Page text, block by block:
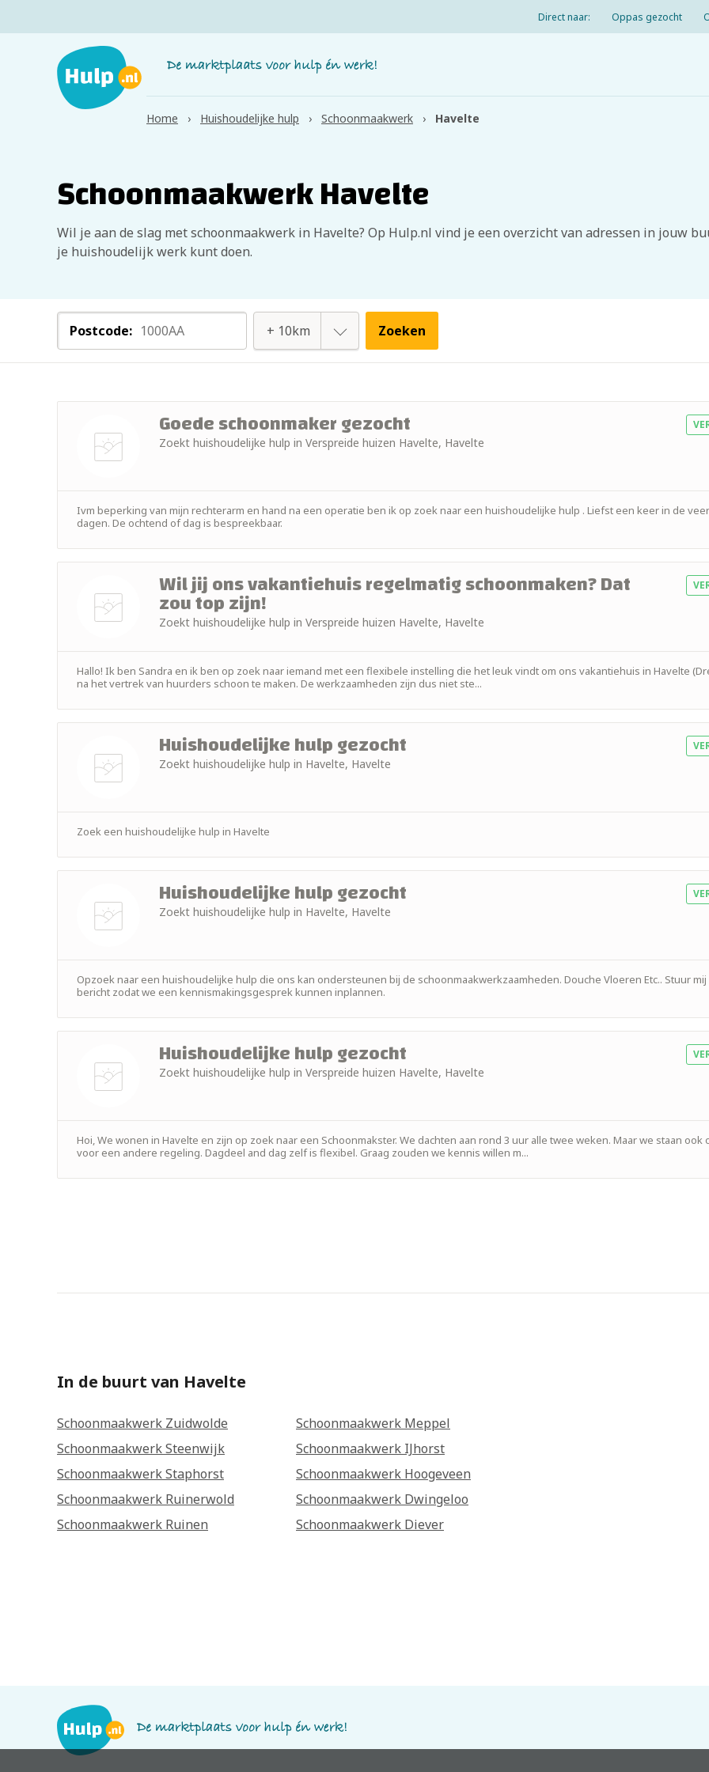
Direct naar: Oppas gezocht
Home Huishoudelijke hulp Schoonmaakwerk Havelte
Schoonmaakwerk Havelte
Wil je aan de slag met schoonmaakwerk in Havelte? Op Hulp.nl vind je een overzicht van adressen in jouw
je huishoudelijk werk kunt doen.
Postcode
+ 2km
+ 5km
+ 10km
+ 25km
+ 50km
Zoeken
Goede schoonmaker gezocht
Zoekt huishoudelijke hulp in Verspreide huizen Havelte, Havelte
Ivm beperking van mijn rechterarm en hand na een operatie ben ik op zoek naar een huishoudelijke hulp . Liefst een keer in de
dagen. De ochtend of dag is bespreekbaar.
Wil jij ons vakantiehuis regelmatig schoonmaken? Dat
zou top zijn!
Zoekt huishoudelijke hulp in Verspreide huizen Havelte, Havelte
Hallo! Ik ben Sandra en ik ben op zoek naar iemand met een flexibele instelling die het leuk vindt om ons vakantiehuis in Havelte
na het vertrek van huurders schoon te maken. De werkzaamheden zijn dus niet ste...
Huishoudelijke hulp gezocht
Zoekt huishoudelijke hulp in Havelte, Havelte
Zoek een huishoudelijke hulp in Havelte
Huishoudelijke hulp gezocht
Zoekt huishoudelijke hulp in Havelte, Havelte
Opzoek naar een huishoudelijke hulp die ons kan ondersteunen bij de schoonmaakwerkzaamheden. Douche Vloeren Etc.. Stuur
bericht zodat we een kennismakingsgesprek kunnen inplannen.
Huishoudelijke hulp gezocht
Zoekt huishoudelijke hulp in Verspreide huizen Havelte, Havelte
Hoi, We wonen in Havelte en zijn op zoek naar een Schoonmakster. We dachten aan rond 3 uur alle twee weken. Maar we staan ook
voor een andere regeling. Dagdeel and dag zelf is flexibel. Graag zouden we kennis willen m...
In de buurt van Havelte
Schoonmaakwerk Zuidwolde
Schoonmaakwerk Steenwijk
Schoonmaakwerk Staphorst
Schoonmaakwerk Ruinerwold
Schoonmaakwerk Ruinen
Schoonmaakwerk Meppel
Schoonmaakwerk IJhorst
Schoonmaakwerk Hoogeveen
Schoonmaakwerk Dwingeloo
Schoonmaakwerk Diever